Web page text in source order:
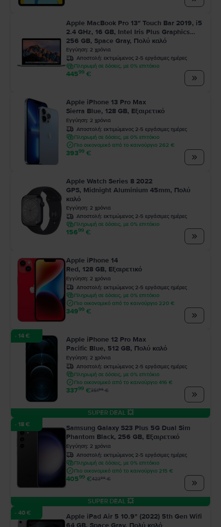
Apple MacBook Pro 13″ Touch Bar 2019, i5
2.4 GHz, 16 GB, Intel Iris Plus Graphics
655
256 GB, Space Gray, Πολύ καλό
Εγγύηση: 2 χρόνια
Αποστολή: εκτιμώμενος 2-5 εργάσιμες ημέρες
Πληρωμή σε δόσεις, με 0% επιτόκιο
44599 €
Apple iPhone 13 Pro Max
Sierra Blue, 128 GB, Εξαιρετικό
Εγγύηση: 2 χρόνια
Αποστολή: εκτιμώμενος 2-5 εργάσιμες ημέρες
Πληρωμή σε δόσεις, με 0% επιτόκιο
Πιο οικονομικό από το καινούργιο 262 €
39399 €
Apple Watch Series 8 2022
GPS, Midnight Aluminium 45mm, Πολύ
καλό
Εγγύηση: 2 χρόνια
Αποστολή: εκτιμώμενος 2-5 εργάσιμες ημέρες
Πληρωμή σε δόσεις, με 0% επιτόκιο
15699 €
Apple iPhone 14
Red, 128 GB, Εξαιρετικό
Εγγύηση: 2 χρόνια
Αποστολή: εκτιμώμενος 2-5 εργάσιμες ημέρες
Πληρωμή σε δόσεις, με 0% επιτόκιο
Πιο οικονομικό από το καινούργιο 220 €
34999 €
- 14 €
Apple iPhone 12 Pro Max
Pacific Blue, 512 GB, Πολύ καλό
Εγγύηση: 2 χρόνια
Αποστολή: εκτιμώμενος 2-5 εργάσιμες ημέρες
Πληρωμή σε δόσεις, με 0% επιτόκιο
Πιο οικονομικό από το καινούργιο 416 €
33799 €35199€
SUPER DEAL 💥
- 18 €
Samsung Galaxy S23 Plus 5G Dual Sim
Phantom Black, 256 GB, Εξαιρετικό
Εγγύηση: 2 χρόνια
Αποστολή: εκτιμώμενος 2-5 εργάσιμες ημέρες
Πληρωμή σε δόσεις, με 0% επιτόκιο
Πιο οικονομικό από το καινούργιο 215 €
40599 €42399€
SUPER DEAL 💥
- 40 €
Apple iPad Air 5 10.9" (2022) 5th Gen Wifi